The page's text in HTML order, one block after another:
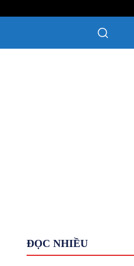
ĐỌC NHIỀUChăm Sóc Cá